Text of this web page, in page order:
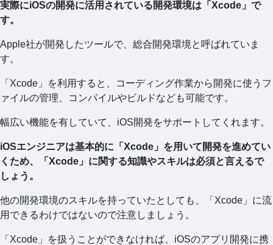
実際にiOSの開発に活用されている開発環境は「Xcode」で
す。
Apple社が開発したツールで、総合開発環境と呼ばれていま
す。
「Xcode」を利用すると、コーディング作業から開発に使うフ
ァイルの管理、コンパイルやビルドなども可能です。
幅広い機能を有していて、iOS開発をサポートしてくれます。
iOSエンジニアは基本的に「Xcode」を用いて開発を進めてい
くため、「Xcode」に関する知識やスキルは必須と言えるで
しょう。
他の開発環境のスキルを持っていたとしても、「Xcode」に流
用できるわけではないので注意しましょう。
「Xcode」を扱うことができなければ、iOSのアプリ開発に携